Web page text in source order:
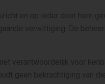
en op ieder door hem
verwittiging. De
verantwoordelijk voor
geen bekrachtiging van